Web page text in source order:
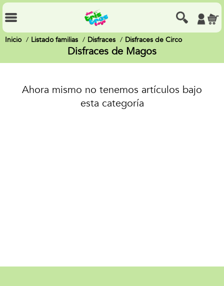
Inicio Listado familias Disfraces Disfraces de Circo
Disfraces de Magos
Ahora mismo no tenemos artículos bajo
esta categoría